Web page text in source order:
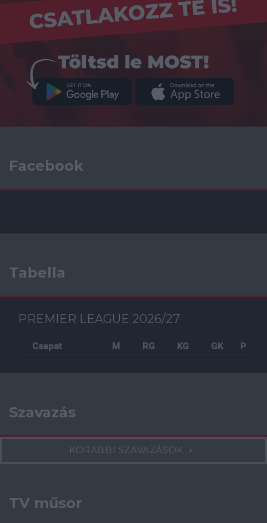
Facebook
Tabella
PREMIER LEAGUE 2026/27
Csapat M RG KG GK P
Szavazás
KORÁBBI SZAVAZÁSOK
TV műsor